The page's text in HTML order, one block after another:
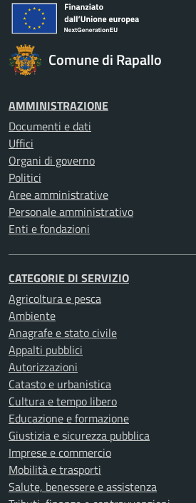
Comune di Rapallo
AMMINISTRAZIONE
Documenti e dati
Uffici
Organi di governo
Politici
Aree amministrative
Personale amministrativo
Enti e fondazioni
CATEGORIE DI SERVIZIO
Agricoltura e pesca
Ambiente
Anagrafe e stato civile
Appalti pubblici
Autorizzazioni
Catasto e urbanistica
Cultura e tempo libero
Educazione e formazione
Giustizia e sicurezza pubblica
Imprese e commercio
Mobilità e trasporti
Salute, benessere e assistenza